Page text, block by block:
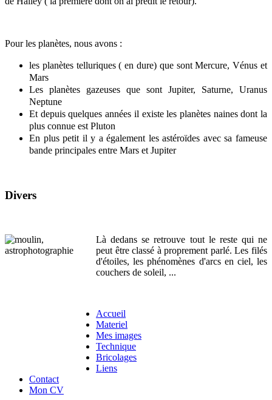
Pour les planètes, nous avons :
les planètes telluriques ( en dure) que sont Mercure, Vénus et
Mars
Les planètes gazeuses que sont Jupiter, Saturne, Uranus
Neptune
Et depuis quelques années il existe les planètes naines dont la
plus connue est Pluton
En plus petit il y a également les astéroïdes avec sa fameuse
bande principales entre Mars et Jupiter
Divers
Là dedans se retrouve tout le reste qui ne
peut être classé à proprement parlé. Les filés
d'étoiles, les phénomènes d'arcs en ciel, les
couchers de soleil, ...
Accueil
Materiel
Mes images
Technique
Bricolages
Liens
Contact
Mon CV